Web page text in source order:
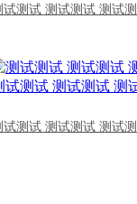
试测试 测试测试 测试
试测试 测试测试 测试